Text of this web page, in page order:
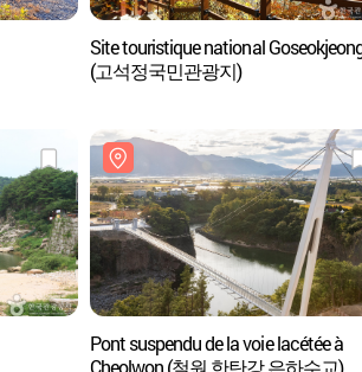
Site touristique national
(고석정국민관광지)
Pont suspendu de la voie lacétée à
Cheolwon (철원 한탄강 은하수교)